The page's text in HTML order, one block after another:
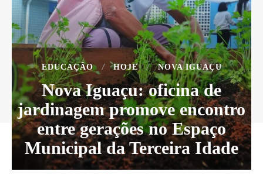
EDUCAÇÃO HOJE NOVA IGUAÇU
Nova Iguaçu: oficina de
jardinagem promove encontro
entre gerações no Espaço
Municipal da Terceira Idade